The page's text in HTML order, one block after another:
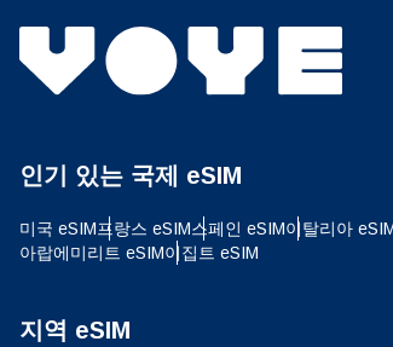
인기 있는 국제 eSIM
미국 eSIM프랑스 eSIM스페인 eSIM이탈리아
아랍에미리트 eSIM이집트 eSIM
지역 eSIM